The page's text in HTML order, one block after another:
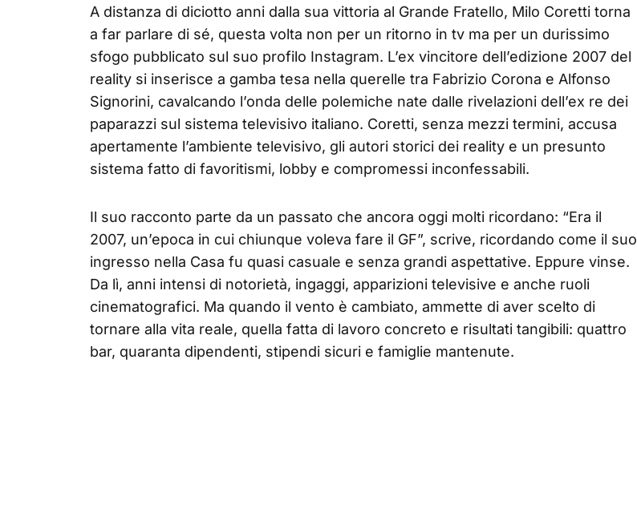
A distanza di diciotto anni dalla sua vittoria al Grande Fratello, Milo Coretti torna
a far parlare di sé, questa volta non per un ritorno in tv ma per un durissimo
sfogo pubblicato sul suo profilo Instagram. L’ex vincitore dell’edizione 2007 del
reality si inserisce a gamba tesa nella querelle tra Fabrizio Corona e Alfonso
Signorini, cavalcando l’onda delle polemiche nate dalle rivelazioni dell’ex re dei
paparazzi sul sistema televisivo italiano. Coretti, senza mezzi termini, accusa
apertamente l’ambiente televisivo, gli autori storici dei reality e un presunto
sistema fatto di favoritismi, lobby e compromessi inconfessabili.
Il suo racconto parte da un passato che ancora oggi molti ricordano: “Era il
2007, un’epoca in cui chiunque voleva fare il GF”, scrive, ricordando come il suo
ingresso nella Casa fu quasi casuale e senza grandi aspettative. Eppure vinse.
Da lì, anni intensi di notorietà, ingaggi, apparizioni televisive e anche ruoli
cinematografici. Ma quando il vento è cambiato, ammette di aver scelto di
tornare alla vita reale, quella fatta di lavoro concreto e risultati tangibili: quattro
bar, quaranta dipendenti, stipendi sicuri e famiglie mantenute.